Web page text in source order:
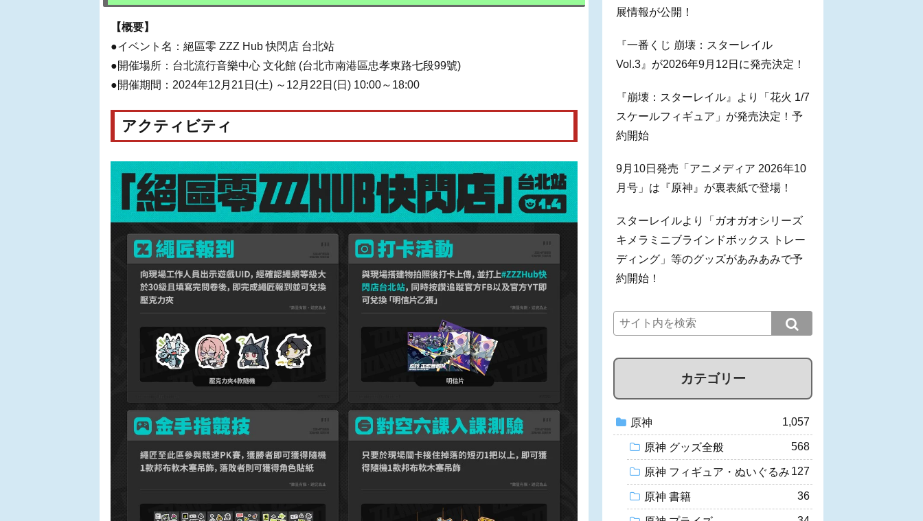
【概要】
●イベント名：絕區零 ZZZ Hub 快閃店 台北站
●開催場所：台北流行音樂中心 文化館 (台北市南港區忠孝東路七段99號)
●開催期間：2024年12月21日(土) ～12月22日(日) 10:00～18:00
アクティビティ
展情報が公開！
『一番くじ 崩壊：スターレイル
Vol.3』が2026年9月12日に発売決定！
『崩壊：スターレイル』より「花火 1/7
スケールフィギュア」が発売決定！予
約開始
9月10日発売「アニメディア 2026年10
月号」は『原神』が裏表紙で登場！
スターレイルより「ガオガオシリーズ
キメラミニブラインドボックス トレー
ディング」等のグッズがあみあみで予
約開始！
カテゴリー
原神 1,057
原神 グッズ全般 568
原神 フィギュア・ぬいぐるみ 127
原神 書籍 36